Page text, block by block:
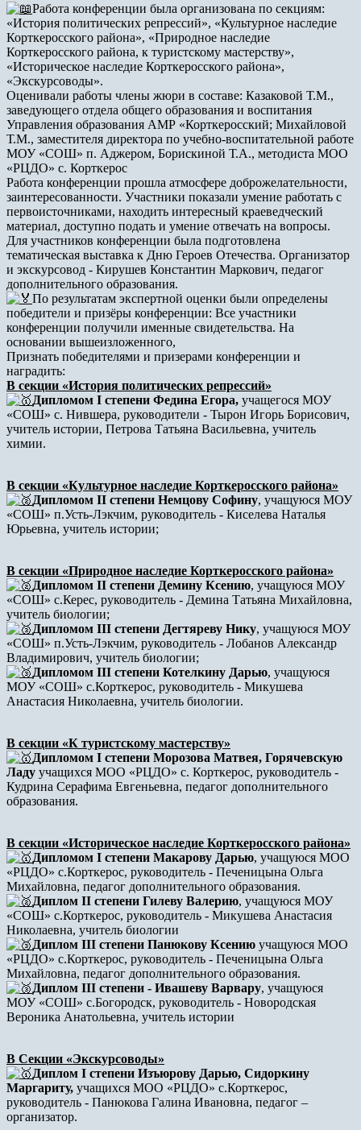
Работа конференции была организована по секциям:
«История политических репрессий», «Культурное наследие
Корткеросского района», «Природное наследие
Корткеросского района, к туристскому мастерству»,
«Историческое наследие Корткеросского района»,
«Экскурсоводы».
Оценивали работы члены жюри в составе: Казаковой Т.М.,
заведующего отдела общего образования и воспитания
Управления образования АМР «Корткеросский; Михайловой
Т.М., заместителя директора по учебно-воспитательной работе
МОУ «СОШ» п. Аджером, Борискиной Т.А., методиста МОО
«РЦДО» с. Корткерос
Работа конференции прошла атмосфере доброжелательности,
заинтересованности. Участники показали умение работать с
первоисточниками, находить интересный краеведческий
материал, доступно подать и умение отвечать на вопросы.
Для участников конференции была подготовлена
тематическая выставка к Дню Героев Отечества. Организатор
и экскурсовод - Кирушев Константин Маркович, педагог
дополнительного образования.
По результатам экспертной оценки были определены
победители и призёры конференции: Все участники
конференции получили именные свидетельства. На
основании вышеизложенного,
Признать победителями и призерами конференции и
наградить:
В секции «История политических репрессий»
Дипломом I степени Федина Егора, учащегося МОУ
«СОШ» с. Нившера, руководители - Тырон Игорь Борисович,
учитель истории, Петрова Татьяна Васильевна, учитель
химии.
В секции «Культурное наследие Корткеросского района»
Дипломом II степени Немцову Софину, учащуюся МОУ
«СОШ» п.Усть-Лэкчим, руководитель - Киселева Наталья
Юрьевна, учитель истории;
В секции «Природное наследие Корткеросского района»
Дипломом II степени Демину Ксению, учащуюся МОУ
«СОШ» с.Керес, руководитель - Демина Татьяна Михайловна,
учитель биологии;
Дипломом III степени Дегтяреву Нику, учащуюся МОУ
«СОШ» п.Усть-Лэкчим, руководитель - Лобанов Александр
Владимирович, учитель биологии;
Дипломом III степени Котелкину Дарью, учащуюся
МОУ «СОШ» с.Корткерос, руководитель - Микушева
Анастасия Николаевна, учитель биологии.
В секции «К туристскому мастерству»
Дипломом I степени Морозова Матвея, Горячевскую
Ладу учащихся МОО «РЦДО» с. Корткерос, руководитель -
Кудрина Серафима Евгеньевна, педагог дополнительного
образования.
В секции «Историческое наследие Корткеросского района»
Дипломом I степени Макарову Дарью, учащуюся МОО
«РЦДО» с.Корткерос, руководитель - Печеницына Ольга
Михайловна, педагог дополнительного образования.
Диплом II степени Гилеву Валерию, учащуюся МОУ
«СОШ» с.Корткерос, руководитель - Микушева Анастасия
Николаевна, учитель биологии
Диплом III степени Панюкову Ксению учащуюся МОО
«РЦДО» с.Корткерос, руководитель - Печеницына Ольга
Михайловна, педагог дополнительного образования.
Диплом III степени - Ивашеву Варвару, учащуюся
МОУ «СОШ» с.Богородск, руководитель - Новородская
Вероника Анатольевна, учитель истории
В Секции «Экскурсоводы»
Диплом I степени Изъюрову Дарью, Сидоркину
Маргариту, учащихся МОО «РЦДО» с.Корткерос,
руководитель - Панюкова Галина Ивановна, педагог –
организатор.